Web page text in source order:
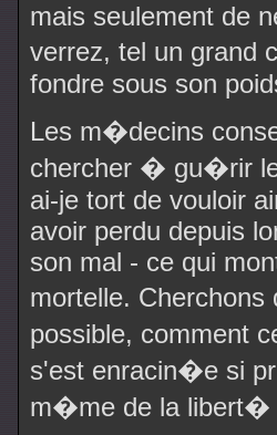
mais seulement de
verrez, tel un grand
fondre sous son
Les m�decins
chercher � gu�rir
ai-je tort de vouloir
avoir perdu depuis
son mal - ce qui
mortelle.
possible, comment
s'est enracin�e si
m�me de la libert�